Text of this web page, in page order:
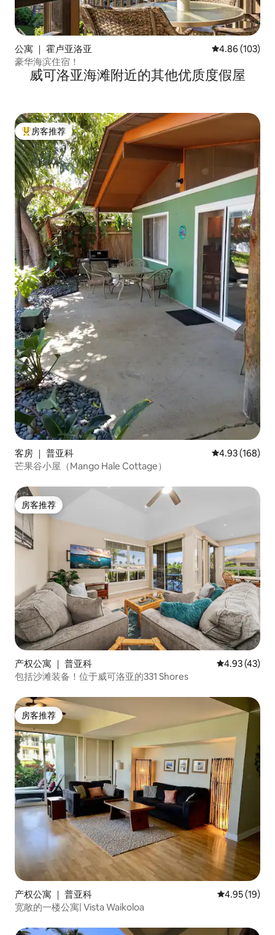
公寓 ｜ 霍卢亚洛亚 平均评分 4.86
4.86 (103)
豪华海滨住宿！
威可洛亚海滩附近的其他优质度假屋
热门「房客推荐」
房客推荐
客房 ｜ 普亚科 平均评分 4.93
4.93 (168)
芒果谷小屋（Mango Hale Cottage）
房客推荐
房客推荐
产权公寓 ｜ 普亚科 平均评分
4.93 (43)
包括沙滩装备！位于威可洛亚的331 Shores
房客推荐
房客推荐
产权公寓 ｜ 普亚科 平均评分
4.95 (19)
宽敞的一楼公寓| Vista Waikoloa